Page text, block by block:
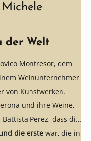
der Welt
Montresor, dem
Weinunternehmer
von Kunstwerken,
und ihre Weine,
Perez, dass die
die erste war, die in